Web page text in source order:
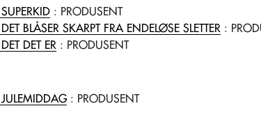
SUPERKID : PRODUSENT
DET BLÅSER SKARPT FRA ENDELØSE SLETTER :
DET DET ER : PRODUSENT
JULEMIDDAG: PRODUSENT